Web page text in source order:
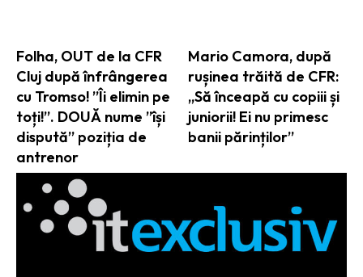
Folha, OUT de la CFR
Cluj după înfrângerea
cu Tromso! ”Îi elimin pe
toți!”. DOUĂ nume ”își
dispută” poziția de
antrenor
Mario Camora, după
rușinea trăită de CFR:
„Să înceapă cu copiii și
juniorii! Ei nu primesc
banii părinților”